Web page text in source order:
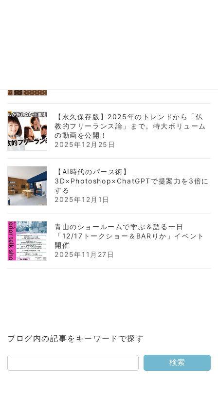
【永久保存版】2025年のトレンドから「仏
教的フリーランス論」まで。特大ボリューム
の動画を公開！
2025年12月25日
【AI時代のパース術】
3D×Photoshop×ChatGPTで提案力を3倍に
する
2025年12月1日
青山のショールームで学ぶ＆語る一日
「12/17トークショー＆BARりか」イベント
開催
2025年11月27日
ブログ内の記事をキーワードで探す
検索